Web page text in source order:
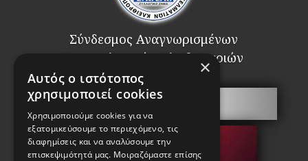
Σύνδεσμος Αναγνωρισμένων
Επαγγελματιών Κλειθροποιών
Πόρτες Ασφαλείας
×
Αυτός ο ιστότοπος
χρησιμοποιεί cookies
Χρησιμοποιούμε cookies για να
εξατομικεύσουμε το περιεχόμενο, τις
διαφημίσεις και να αναλύσουμε την
επισκεψιμότητά μας. Μοιραζόμαστε επίσης